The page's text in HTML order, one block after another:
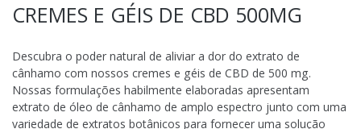
CREMES E GÉIS DE CBD 500MG
Descubra o poder natural de aliviar a dor do extrato de
cânhamo com nossos cremes e géis de CBD de 500 mg.
Nossas formulações habilmente elaboradas apresentam
extrato de óleo de cânhamo de amplo espectro junto com uma
variedade de extratos botânicos para fornecer uma solução